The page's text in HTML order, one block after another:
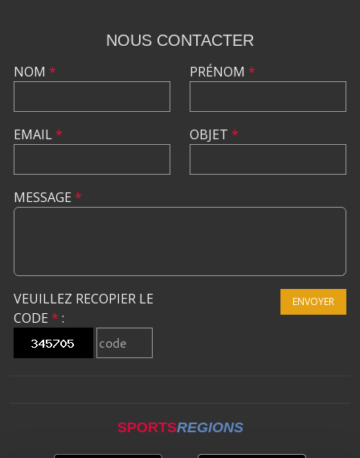
NOUS CONTACTER
NOM *
EMAIL*
PRÉNOM *
OBJET *
MESSAGE *
VEUILLEZ RECOPIER LE
CODE * :
ENVOYER
SPORTSREGIONS